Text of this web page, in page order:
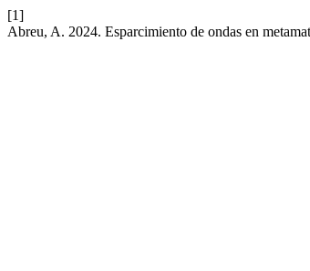
[1]
Abreu, A. 2024. Esparcimiento de ondas en